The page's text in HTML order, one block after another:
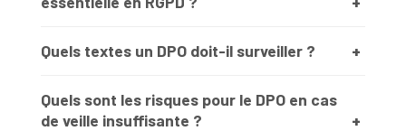
Quels textes un DPO doit-il surveiller ?
Quels sont les risques pour le DPO en cas
de veille insuffisante ?